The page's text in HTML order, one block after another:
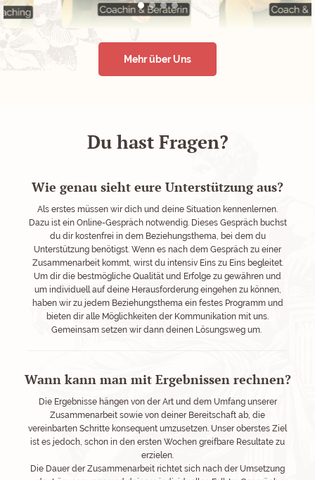
Mehr über Uns
Du hast Fragen?
Wie genau sieht eure Unterstützung aus?
Als erstes müssen wir dich und deine Situation kennenlernen.
Dazu ist ein Online-Gespräch notwendig. Dieses Gespräch buchst
du dir kostenfrei in dem Beziehungsthema, bei dem du
Unterstützung benötigst. Wenn es nach dem Gespräch zu einer
Zusammenarbeit kommt, wirst du intensiv Eins zu Eins begleitet.
Um dir die bestmögliche Qualität und Erfolge zu gewähren und
um individuell auf deine Herausforderung eingehen zu können,
haben wir zu jedem Beziehungsthema ein festes Programm und
bieten dir alle Möglichkeiten der Kommunikation mit uns.
Gemeinsam setzen wir dann deinen Lösungsweg um.
Wann kann man mit Ergebnissen rechnen?
Die Ergebnisse hängen von der Art und dem Umfang unserer
Zusammenarbeit sowie von deiner Bereitschaft ab, die
vereinbarten Schritte konsequent umzusetzen. Unser oberstes Ziel
ist es jedoch, schon in den ersten Wochen greifbare Resultate zu
erzielen.
Die Dauer der Zusammenarbeit richtet sich nach der Umsetzung